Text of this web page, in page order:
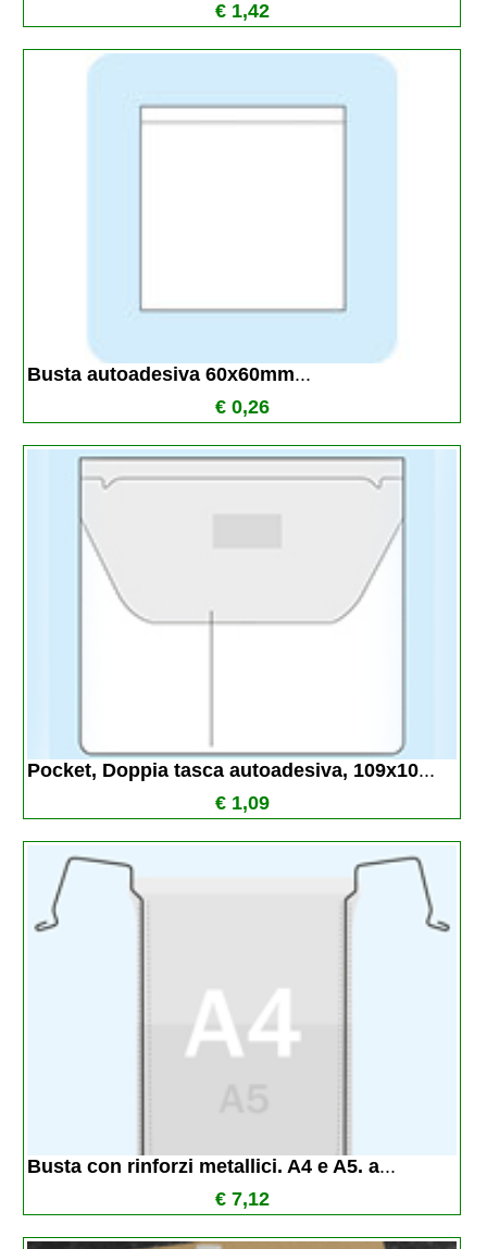
€ 1,42
Busta autoadesiva 60x60mm...
€ 0,26
Pocket, Doppia tasca autoadesiva, 109x10...
€ 1,09
Busta con rinforzi metallici. A4 e A5. a...
€ 7,12